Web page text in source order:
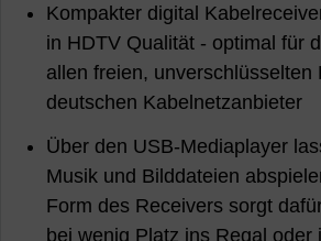
Kompakter digital
in HDTV Qualität - optimal für
allen freien, unverschlüsselten
deutschen Kabelnetzanbieter
Über den USB-Mediaplayer
Musik und Bilddateien
Form des Receivers sorgt
bei wenig Platz ins Regal oder